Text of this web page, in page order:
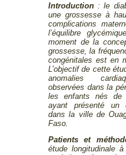
Introduction : le
une grossesse à
complications
l’équilibre
moment de la
grossesse, la
congénitales est en
L’objectif de cette
anomalies
observées dans la
les enfants nés de
ayant présenté un
dans la ville de
Faso.
Patients et
étude longitudinale